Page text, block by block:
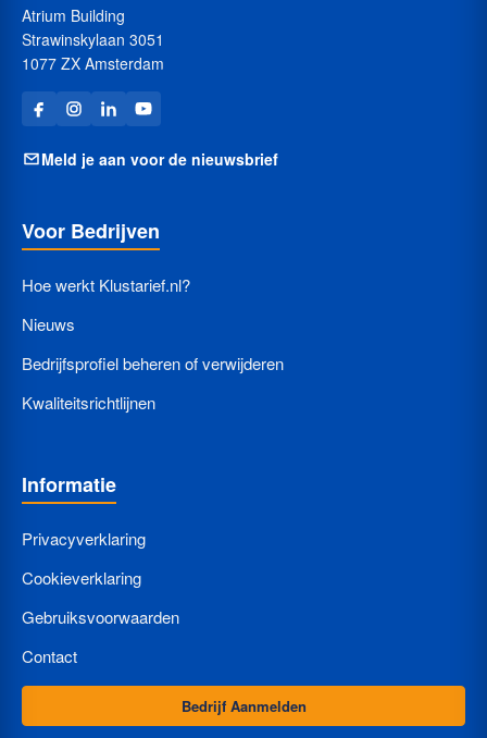
Atrium Building
Strawinskylaan 3051
1077 ZX Amsterdam
Meld je aan voor de nieuwsbrief
Voor Bedrijven
Hoe werkt Klustarief.nl?
Nieuws
Bedrijfsprofiel beheren of verwijderen
Kwaliteitsrichtlijnen
Informatie
Privacyverklaring
Cookieverklaring
Gebruiksvoorwaarden
Contact
Bedrijf Aanmelden